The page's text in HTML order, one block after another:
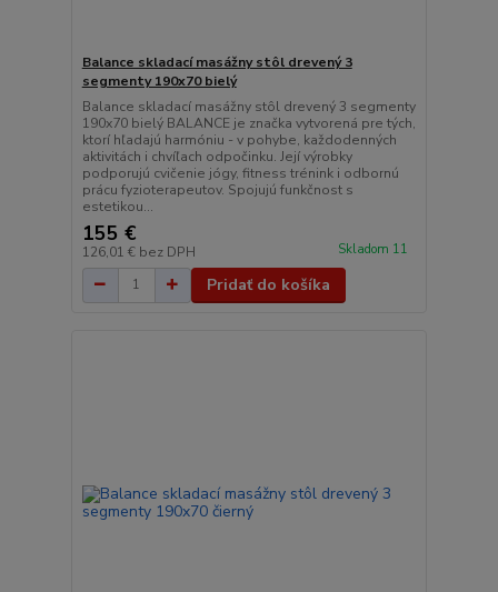
Balance skladací masážny stôl drevený 3
segmenty 190x70 bielý
Balance skladací masážny stôl drevený 3 segmenty
190x70 bielý BALANCE je značka vytvorená pre tých,
ktorí hľadajú harmóniu - v pohybe, každodenných
aktivitách i chvíľach odpočinku. Její výrobky
podporujú cvičenie jógy, fitness trénink i odbornú
prácu fyzioterapeutov. Spojujú funkčnost s
estetikou...
155 €
126,01 € bez DPH Skladom 11
Pridať do košíka